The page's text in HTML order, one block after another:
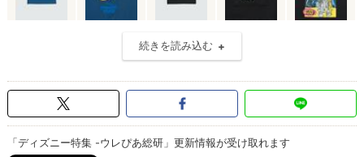
続きを読み込む
「ディズニー特集 -ウレぴあ総研」更新情報が受け取れます